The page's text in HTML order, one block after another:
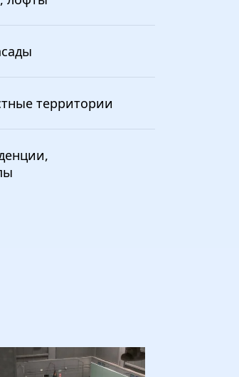
территории